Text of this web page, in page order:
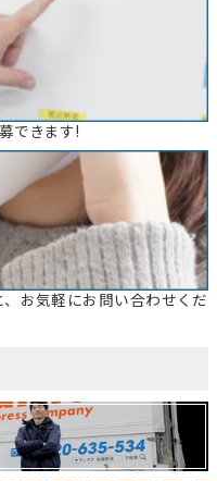
できます!
お気軽にお問い合わせくだ